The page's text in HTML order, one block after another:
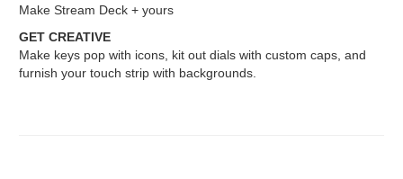
Make Stream Deck + yours
GET CREATIVE
Make keys pop with icons, kit out dials with custom caps, and
furnish your touch strip with backgrounds.